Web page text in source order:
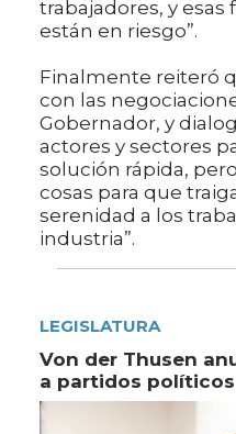
trabajadores, y
están en riesgo”.
Finalmente reiteró
con las
Gobernador, y
actores y sectores
solución rápida,
cosas para que
serenidad a los
industria”.
LEGISLATURA
Von der Thusen
a partidos